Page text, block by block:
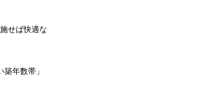
せば快適な
年数帯」